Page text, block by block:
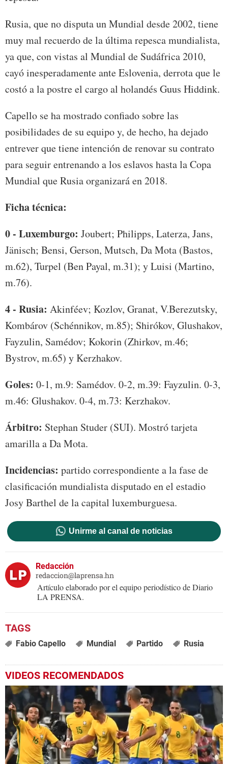
Rusia, que no disputa un Mundial desde 2002, tiene
muy mal recuerdo de la última repesca mundialista,
ya que, con vistas al Mundial de Sudáfrica 2010,
cayó inesperadamente ante Eslovenia, derrota que le
costó a la postre el cargo al holandés Guus Hiddink.
Capello se ha mostrado confiado sobre las
posibilidades de su equipo y, de hecho, ha dejado
entrever que tiene intención de renovar su contrato
para seguir entrenando a los eslavos hasta la Copa
Mundial que Rusia organizará en 2018.
Ficha técnica:
0 - Luxemburgo: Joubert; Philipps, Laterza, Jans,
Jänisch; Bensi, Gerson, Mutsch, Da Mota (Bastos,
m.62), Turpel (Ben Payal, m.31); y Luisi (Martino,
m.76).
4 - Rusia: Akinféev; Kozlov, Granat, V.Berezutsky,
Kombárov (Schénnikov, m.85); Shirókov, Glushakov,
Fayzulin, Samédov; Kokorin (Zhirkov, m.46;
Bystrov, m.65) y Kerzhakov.
Goles: 0-1, m.9: Samédov. 0-2, m.39: Fayzulin. 0-3,
m.46: Glushakov. 0-4, m.73: Kerzhakov.
Árbitro: Stephan Studer (SUI). Mostró tarjeta
amarilla a Da Mota.
Incidencias: partido correspondiente a la fase de
clasificación mundialista disputado en el estadio
Josy Barthel de la capital luxemburguesa.
Unirme al canal de noticias
Redacción
redaccion@laprensa.hn
Artículo elaborado por el equipo periodístico de Diario
LA PRENSA.
Fabio Capello Mundial Partido Rusia
VIDEOS RECOMENDADOS